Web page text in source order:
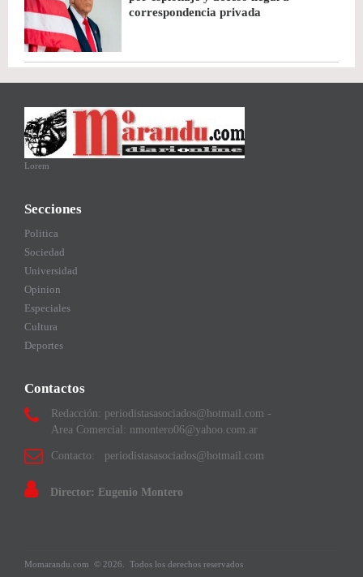
correspondencia privada
Lorem
Secciones
Politica
Sociedad
Universidad
Opinion
Especiales
Cultura
Deportes
Contactos
Redacción: periodistasasociados@hotmail.com -
Area Comercial: nmontero06@yahoo.com.ar
Contacto: periodistasasociados@hotmail.com
Director: Eugenio Montero
Momarandu.com © 2026. Todos los derechos reservados